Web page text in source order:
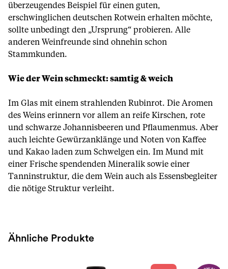
überzeugendes Beispiel für einen guten,
erschwinglichen deutschen Rotwein erhalten möchte,
sollte unbedingt den „Ursprung“ probieren. Alle
anderen Weinfreunde sind ohnehin schon
Stammkunden.
Wie der Wein schmeckt: samtig & weich
Im Glas mit einem strahlenden Rubinrot. Die Aromen
des Weins erinnern vor allem an reife Kirschen, rote
und schwarze Johannisbeeren und Pflaumenmus. Aber
auch leichte Gewürzanklänge und Noten von Kaffee
und Kakao laden zum Schwelgen ein. Im Mund mit
einer Frische spendenden Mineralik sowie einer
Tanninstruktur, die dem Wein auch als Essensbegleiter
die nötige Struktur verleiht.
Ähnliche Produkte